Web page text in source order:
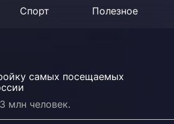
Спорт Полезное
самых посещаемых
млн человек.